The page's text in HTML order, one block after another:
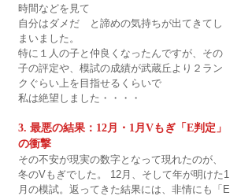
時間などを見て
自分はダメだ　と諦めの気持ちが出てきてし
まいました。
特に１人の子と仲良くなったんですが、その
子の評定や、模試の成績が武蔵丘より２ラン
クぐらい上を目指せるくらいで
私は絶望しました・・・・
3. 最悪の結果：12月・1月Vもぎ「E判定」
の衝撃
その不安が現実の数字となって現れたのが、
冬のVもぎでした。 12月、そして年が明けた1
月の模試。返ってきた結果には、非情にも「E